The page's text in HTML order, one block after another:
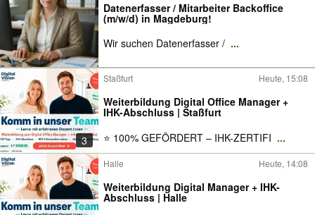
Datenerfasser / Mitarbeiter Backoffice
(m/w/d) in Magdeburg!
Wir suchen Datenerfasser / ...
3
Staßfurt Heute, 15:08
Weiterbildung Digital Office Manager +
IHK-Abschluss | Staßfurt
⭐ 100% GEFÖRDERT – IHK-ZERTIFI ...
Halle Heute, 14:08
Weiterbildung Digital Manager + IHK-
Abschluss | Halle